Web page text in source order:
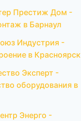
Престиж Дом -
в Барнаул
Индустрия -
в Красноярск
Эксперт -
оборудования в
Энерго -